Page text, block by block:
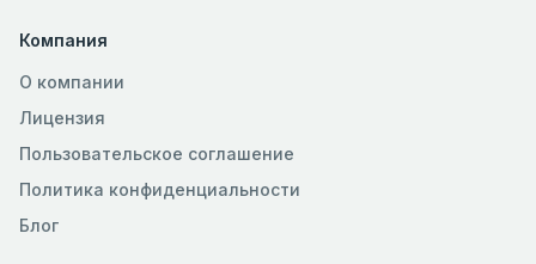
Компания
О компании
Лицензия
Пользовательское соглашение
Политика конфиденциальности
Блог